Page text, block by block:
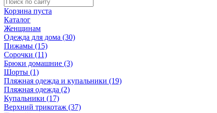
Корзина пуста
Каталог
Женщинам
Одежда для дома (30)
Пижамы (15)
Сорочки (11)
Брюки домашние (3)
Шорты (1)
Пляжная одежда и купальники (19)
Пляжная одежда (2)
Купальники (17)
Верхний трикотаж (37)